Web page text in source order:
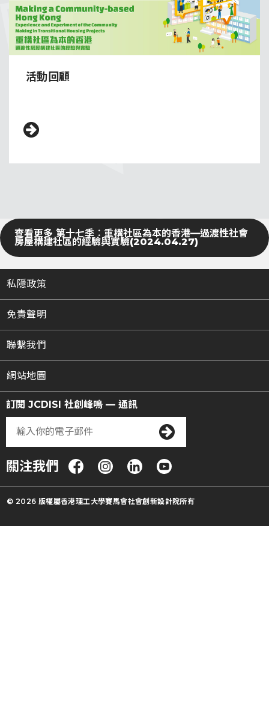
活動回顧
查看更多 第十七季︰重構社區為本的香港—過渡性社會
房屋構建社區的經驗與實驗(2024.04.27)
私隱政策
免責聲明
聯繫我們
網站地圖
訂閱 JCDISI 社創峰鳴 — 通訊
關注我們
© 2026 版權屬香港理工大學賽馬會社會創新設計院所有